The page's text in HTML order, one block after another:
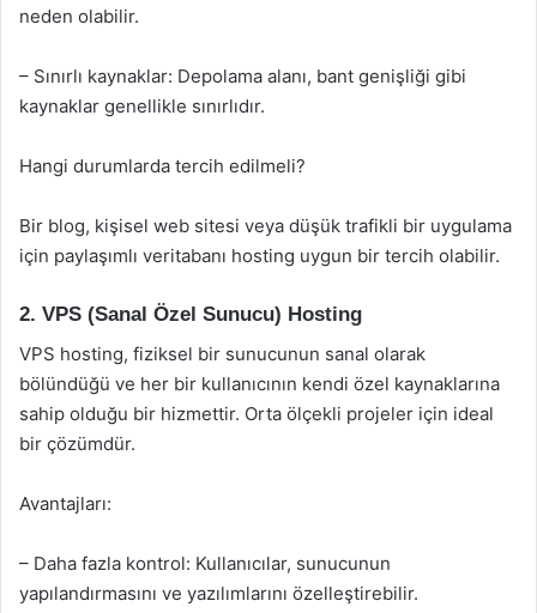
neden olabilir.
– Sınırlı kaynaklar: Depolama alanı, bant genişliği gibi
kaynaklar genellikle sınırlıdır.
Hangi durumlarda tercih edilmeli?
Bir blog, kişisel web sitesi veya düşük trafikli bir uygulama
için paylaşımlı veritabanı hosting uygun bir tercih olabilir.
2. VPS (Sanal Özel Sunucu) Hosting
VPS hosting, fiziksel bir sunucunun sanal olarak
bölündüğü ve her bir kullanıcının kendi özel kaynaklarına
sahip olduğu bir hizmettir. Orta ölçekli projeler için ideal
bir çözümdür.
Avantajları:
– Daha fazla kontrol: Kullanıcılar, sunucunun
yapılandırmasını ve yazılımlarını özelleştirebilir.